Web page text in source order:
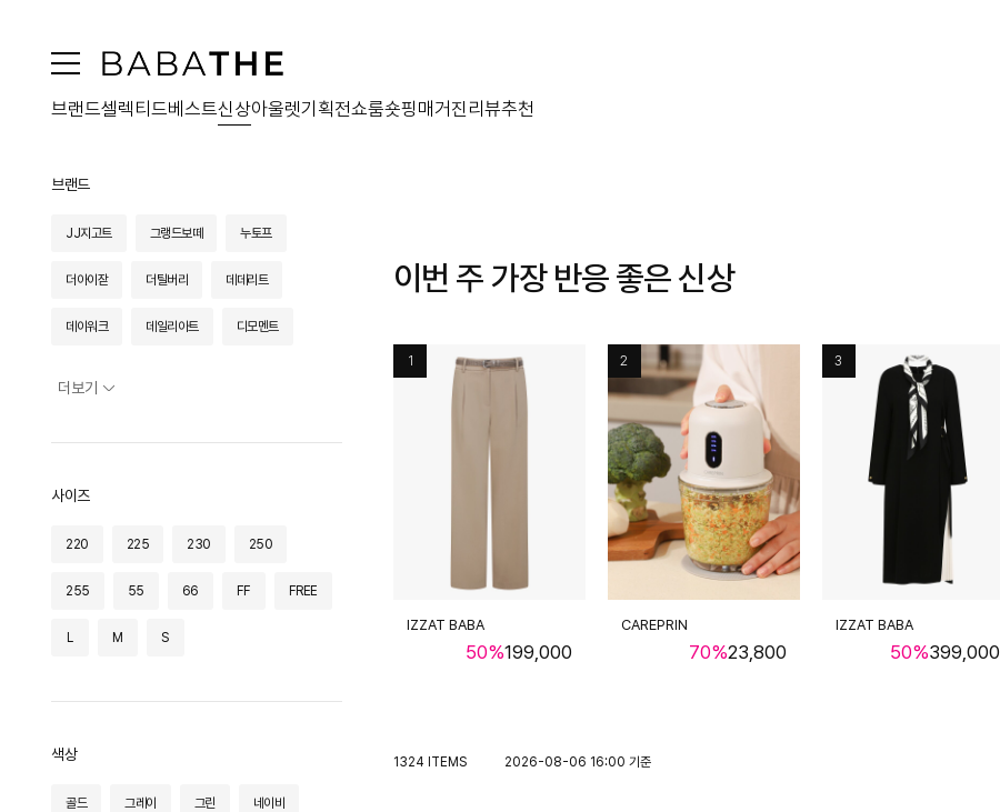
브랜드셀렉티드베스트신상아울렛기획전쇼룸숏핑 매거진 리뷰추천
브랜드
JJ지고트 그랭드보떼 누토프
더아이잗 더틸버리 데데리트
데이워크 데일리아트 디모멘트
아디다스 아이잗바바
아이잗바바(OUTLET)
아이잗컬렉션(OUTLET) 어썸듀
더보기
사이즈
220 225 230 250
255 55 66 FF FREE
L M S
색상
골드 그레이 그린 네이비
이번 주 가장 반응 좋은 신상
1
IZZAT BABA
199,000
50%
2
CAREPRIN
23,800
70%
3
IZZAT BABA
399,000
50%
1324 ITEMS 2026-08-06 16:00 기준